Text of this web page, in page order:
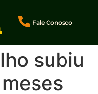
Fale Conosco
subiu